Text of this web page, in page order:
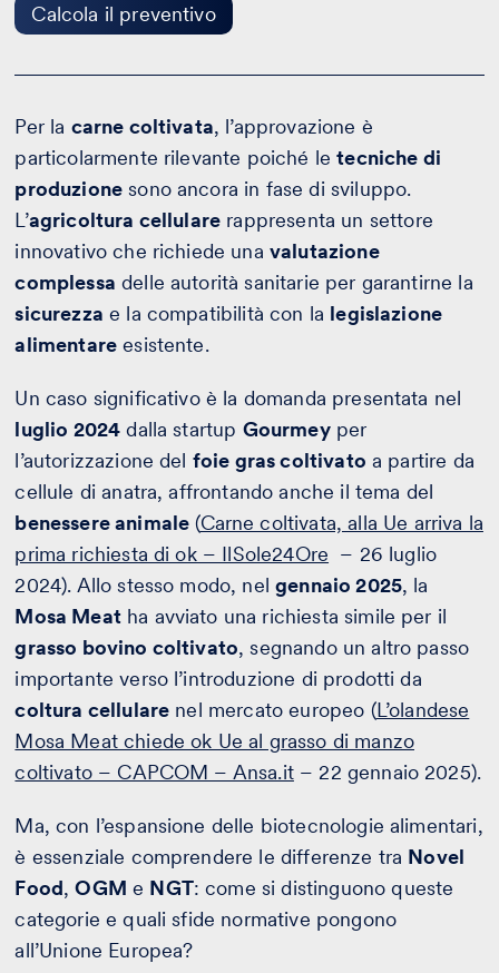
Calcola il preventivo
Per la carne coltivata, l’approvazione è
particolarmente rilevante poiché letecniche di
produzione sono ancora in fase di sviluppo.
L’agricoltura cellulare rappresenta un settore
innovativo che richiede una valutazione
complessa delle autorità sanitarie per garantirne la
sicurezza e la compatibilità con la legislazione
alimentare esistente.
Un caso significativo è la domanda presentata nel
luglio 2024 dalla startup Gourmeyper
l’autorizzazione del foie gras coltivato a partire da
cellule di anatra, affrontando anche il tema del
benessere animale (Carne coltivata, alla Ue arriva la
prima richiesta di ok – IlSole24Ore – 26 luglio
2024). Allo stesso modo, nelgennaio 2025, la
Mosa Meatha avviato una richiesta simile per il
grasso bovino coltivato, segnando un altro passo
importante verso l’introduzione di prodotti da
coltura cellulare nel mercato europeo (L’olandese
Mosa Meat chiede ok Ue al grasso di manzo
coltivato – CAPCOM – Ansa.it– 22 gennaio 2025).
Ma, con l’espansione delle biotecnologie alimentari,
è essenziale comprendere le differenze tra Novel
Food,OGM e NGT: come si distinguono queste
categorie e quali sfide normative pongono
all’Unione Europea?